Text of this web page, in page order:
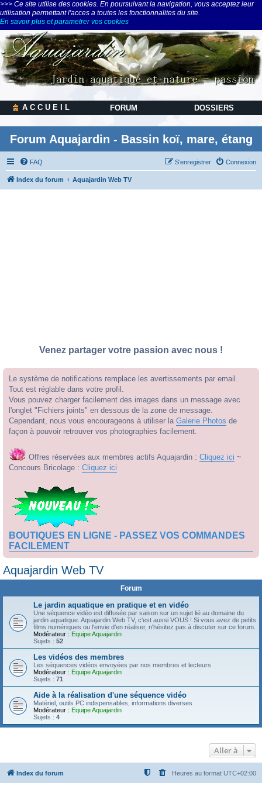
>>> Ce site utilise des cookies. En poursuivant la navigation, vous acceptez leur
utilisation permettant l'acces a toutes les fonctionnalites du site.
En savoir plus et parametrer vos cookies
A C C U E I L FORUM DOSSIERS
Forum Aquajardin - Bassin koï, mare, étang
FAQ Connexion
S’enregistrer
Index du forum Aquajardin Web TV
Venez partager votre passion avec nous !
Le système de notifications remplace les avertissements par email.
Tout est réglable dans votre profil.
Vous pouvez charger facilement des images dans un message avec
l'onglet "Fichiers joints" en dessous de la zone de message.
Cependant, nous vous encourageons à utiliser la Galerie Photos de
façon à pouvoir retrouver vos photographies facilement.
Offres réservées aux membres actifs Aquajardin : Cliquez ici ~
Concours Bricolage : Cliquez ici
BOUTIQUES EN LIGNE - PASSEZ VOS COMMANDES
FACILEMENT
Aquajardin Web TV
Forum
Le jardin aquatique en pratique et en vidéo
Une séquence vidéo est diffusée par saison sur un sujet lié au domaine du
jardin aquatique. Aquajardin Web TV, c'est aussi VOUS ! Si vous avez de petits
films numériques ou l'envie d'en réaliser, n'hésitez pas à discuter sur ce forum.
Modérateur : Equipe Aquajardin
Sujets : 52
Les vidéos des membres
Les séquences vidéos envoyées par nos membres et lecteurs
Modérateur : Equipe Aquajardin
Sujets : 71
Aide à la réalisation d'une séquence vidéo
Matériel, outils PC indispensables, informations diverses
Modérateur : Equipe Aquajardin
Sujets : 4
Aller à
Index du forum Heures au format UTC+02:00